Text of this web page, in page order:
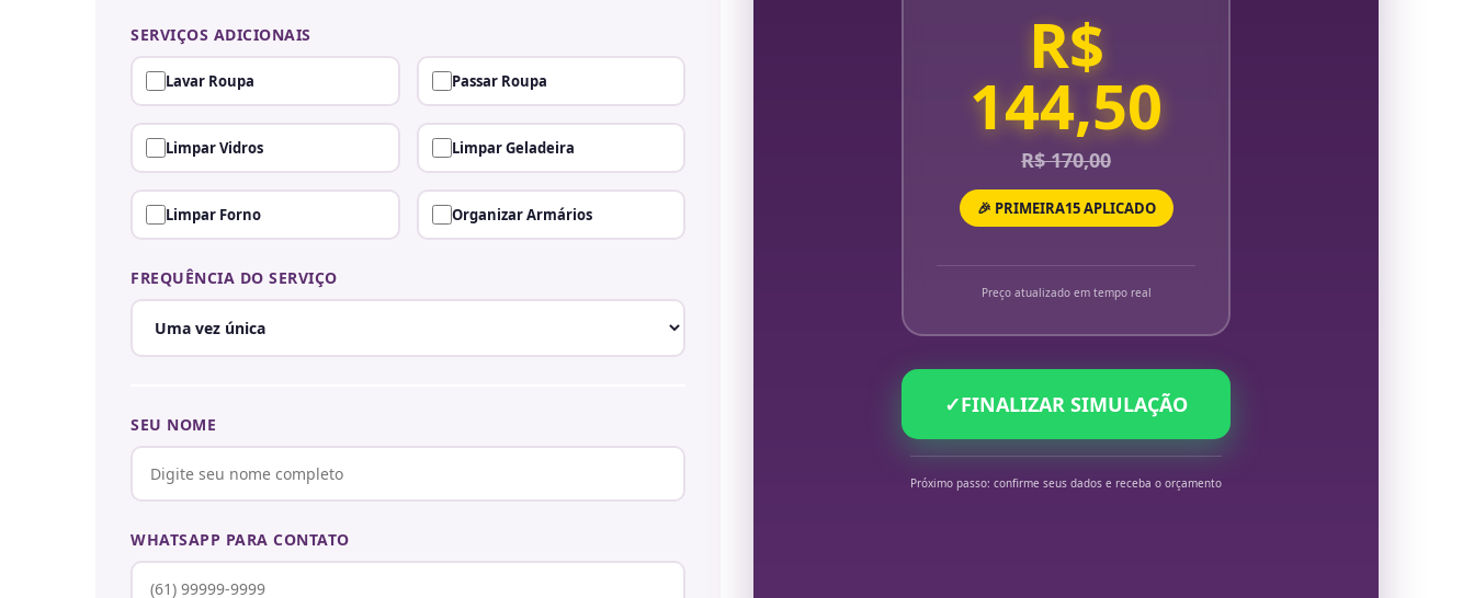
SERVIÇOS ADICIONAIS
Lavar Roupa Passar Roupa
Limpar Vidros Limpar Geladeira
Limpar Forno Organizar Armários
FREQUÊNCIA DO SERVIÇO
SEU NOME
WHATSAPP PARA CONTATO
R$
144,50
R$ 170,00
🎉 PRIMEIRA15 APLICADO
Preço atualizado em tempo real
✓FINALIZAR SIMULAÇÃO
Próximo passo: confirme seus dados e receba o orçamento